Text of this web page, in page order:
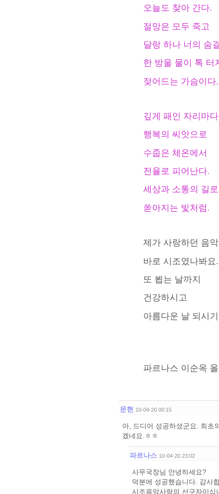
오늘도 찾아 간다.
절망은 모두 죽고
달랑 하나 너의 숨
한 방울 물이 톡 터
젖어드는 가슴이다.
깊게 패인 자리마다
행복의 씨앗으로
수줍은 체온에서
전율로 피어난다.
세상과 소통의 길로
쏟아지는 빛처럼.
제가 사랑하던 음
바로 시조였나봐요
또 뵙는 날까지
건강하시고
아름다운 날 되시
파르나스 이순옥
문현 10-04-20 00:15
아, 드디어 성공하셨군요. 최초
겠네요.ㅎㅎ
파르나스 10-04-20 23:02
사무국장님 안녕하세요?
덕분에 성공했습니다. 감사
시조음악사랑의 선구자이십